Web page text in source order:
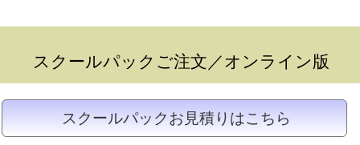
スクールパックご注文／オンライン版
スクールパックお見積りはこちら